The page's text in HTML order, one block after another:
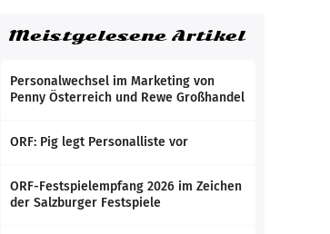
Meistgelesene Artikel
Personalwechsel im Marketing von
Penny Österreich und Rewe Großhandel
ORF: Pig legt Personalliste vor
ORF-Festspielempfang 2026 im Zeichen
der Salzburger Festspiele